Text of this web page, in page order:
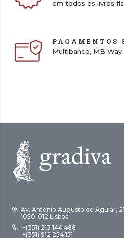
em todos os livros
PAGAMENTOS
Multibanco, MB
Av. António Augusto de Aguiar, 21
1050-012 Lisboa
+(351) 213 144 488
+(351) 912 254 151